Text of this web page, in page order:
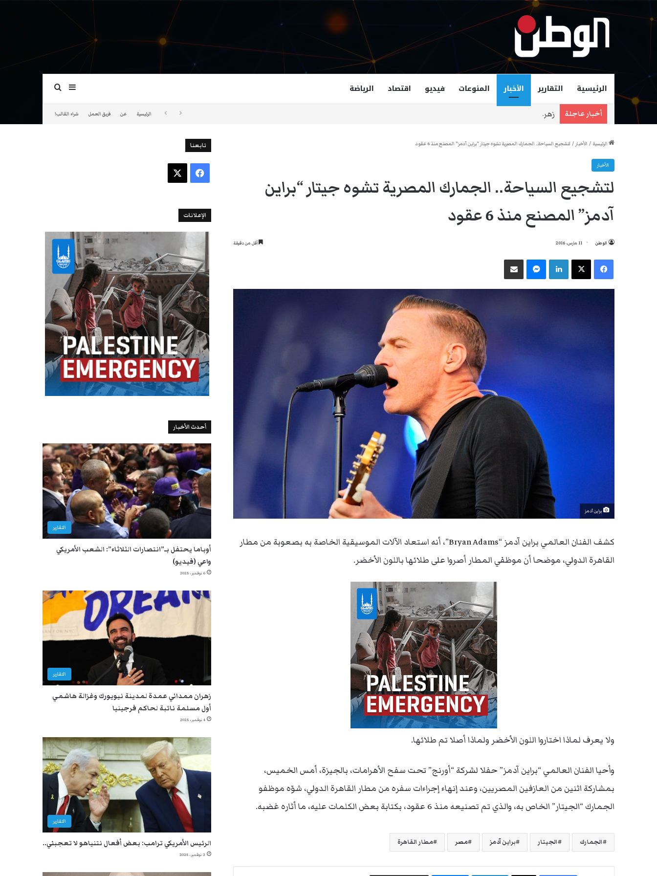
الرئيسية التقارير الأخبار المنوعات فيديو اقتصاد الرياضة إضافة عمود جانبي
بحث عن
أخبار عاجلة زهران ممداني عمدة لمدينة نيويورك وغزالة هاشمي أول مسلمة نائبة لحاكم فرجينيا الرئيسية عن فريق العمل شراء القالب!
الرئيسية / الأخبار / لتشجيع السياحة.. الجمارك المصرية تشوه جيتار “براين آدمز” المصنع منذ 6 عقود
الأخبار
لتشجيع السياحة.. الجمارك المصرية تشوه جيتار “براين
آدمز” المصنع منذ 6 عقود
الوطن 11 مارس، 2016 أقل من دقيقة
فيسبوك ‫X لينكدإن ماسنجر مشاركة عبر البريد
براين آدمز
كشف الفنان العالمي براين آدمز “Bryan Adams”، أنه استعاد الآلات الموسيقية الخاصة به بصعوبة من مطار
القاهرة الدولي، موضحا أن موظفي المطار أصروا على طلائها باللون الأخضر.
ولا يعرف لماذا اختاروا اللون الأخضر ولماذا أصلا تم طلائها.
وأحيا الفنان العالمي “براين آدمز” حفلا لشركة “أورنج” تحت سفح الأهرامات، بالجيزة، أمس الخميس،
بمشاركة اثنين من العازفين المصريين، وعند إنهاء إجراءات سفره من مطار القاهرة الدولي، شوّه موظفو
الجمارك “الجيتار” الخاص به، والذي تم تصنيعه منذ 6 عقود، بكتابة بعض الكلمات عليه، ما أثاره غضبه.
الجمارك الجيتار براين آدمز مصر مطار القاهرة
تابعنا
فيسبوك
الإعلانات
أحدث الأخبار
التقارير
أوباما يحتفل بـ”انتصارات الثلاثاء”: الشعب الأمريكي
واعي (فيديو)
6 نوفمبر، 2025
التقارير
زهران ممداني عمدة لمدينة نيويورك وغزالة هاشمي
أول مسلمة نائبة لحاكم فرجينيا
4 نوفمبر، 2025
التقارير
الرئيس الأمريكي ترامب: بعض أفعال نتنياهو لا تعجبني..
2 نوفمبر، 2025